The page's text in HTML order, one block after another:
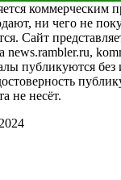
коммерческим
ни чего не
Сайт
news.rambler.ru,
публикуются без
не несёт.